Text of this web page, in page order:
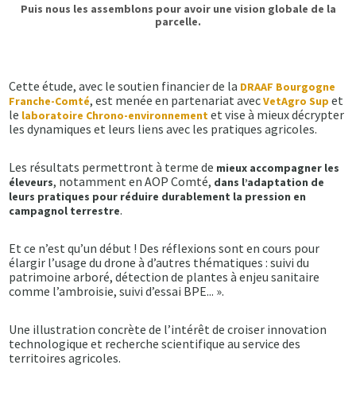
Puis nous les assemblons pour avoir une vision globale de la
parcelle.
Cette étude, avec le soutien financier de la DRAAF Bourgogne
Franche-Comté, est menée en partenariat avecVetAgro Sup et
le laboratoire Chrono-environnementet vise à mieux décrypter
les dynamiques et leurs liens avec les pratiques agricoles.
Les résultats permettront à terme de mieux accompagner les
éleveurs, notamment en AOP Comté, dans l’adaptation de
leurs pratiques pour réduire durablement la pression en
campagnol terrestre.
Et ce n’est qu’un début ! Des réflexions sont en cours pour
élargir l’usage du drone à d’autres thématiques : suivi du
patrimoine arboré, détection de plantes à enjeu sanitaire
comme l’ambroisie, suivi d’essai BPE... ».
Une illustration concrète de l’intérêt de croiser innovation
technologique et recherche scientifique au service des
territoires agricoles.